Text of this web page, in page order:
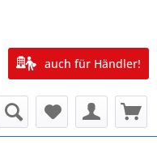
auch für Händler!